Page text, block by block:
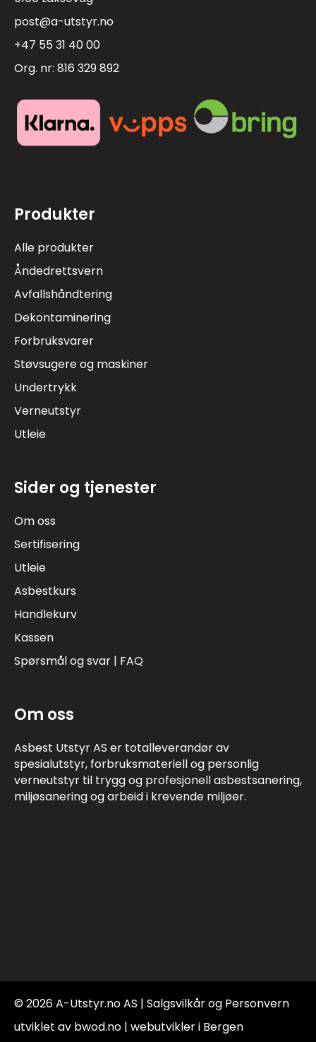
post@a-utstyr.no
+47 55 31 40 00
Org. nr: 816 329 892
Produkter
Alle produkter
Åndedrettsvern
Avfallshåndtering
Dekontaminering
Forbruksvarer
Støvsugere og maskiner
Undertrykk
Verneutstyr
Utleie
Sider og tjenester
Om oss
Sertifisering
Utleie
Asbestkurs
Handlekurv
Kassen
Spørsmål og svar | FAQ
Om oss
Asbest Utstyr AS er totalleverandør av
spesialutstyr, forbruksmateriell og personlig
verneutstyr til trygg og profesjonell asbestsanering,
miljøsanering og arbeid i krevende miljøer.
© 2026 A-Utstyr.no AS | Salgsvilkår og Personvern
utviklet av bwod.no | webutvikler i Bergen